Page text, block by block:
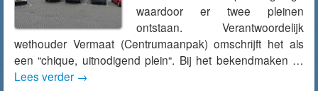
waardoor er twee pleinen
ontstaan. Verantwoordelijk
wethouder Vermaat (Centrumaanpak) omschrijft het als
een “chique, uitnodigend plein“. Bij het bekendmaken …
Lees verder →